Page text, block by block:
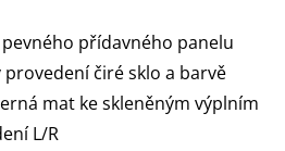
přídavného panelu
provedení čiré sklo a barvě
mat ke skleněným výplním
L/R